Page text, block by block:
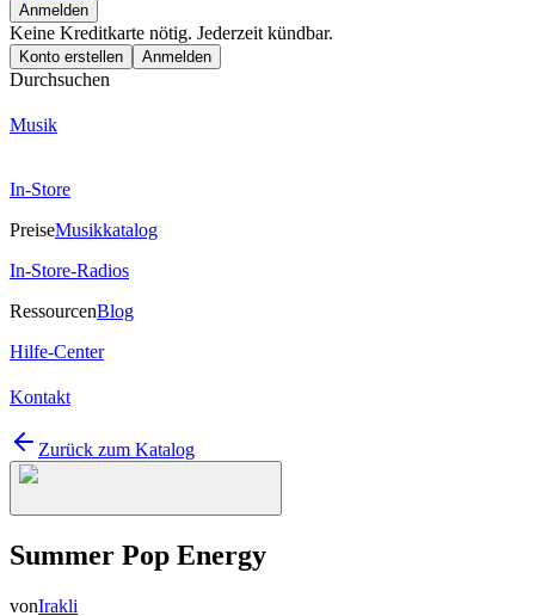
Anmelden
Keine Kreditkarte nötig. Jederzeit kündbar.
Konto erstellen Anmelden
Durchsuchen
Musik
In-Store
PreiseMusikkatalog
In-Store-Radios
RessourcenBlog
Hilfe-Center
Kontakt
Zurück zum Katalog
Summer Pop Energy
vonIrakli